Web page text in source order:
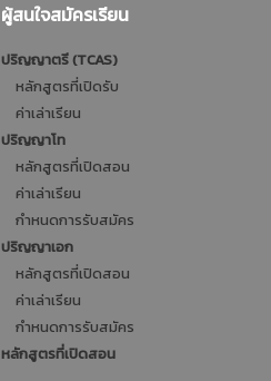
ผู้สนใจสมัครเรียน
ปริญญาตรี (TCAS)
หลักสูตรที่เปิดรับ
ค่าเล่าเรียน
ปริญญาโท
หลักสูตรที่เปิดสอน
ค่าเล่าเรียน
กำหนดการรับสมัคร
ปริญญาเอก
หลักสูตรที่เปิดสอน
ค่าเล่าเรียน
กำหนดการรับสมัคร
หลักสูตรที่เปิดสอน